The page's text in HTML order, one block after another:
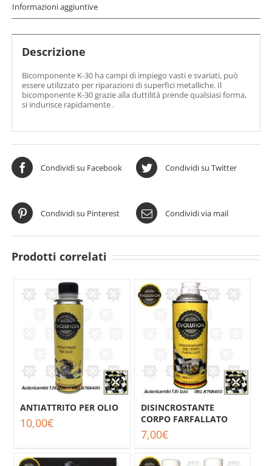
Informazioni aggiuntive
Descrizione
Bicomponente K-30 ha campi di impiego vasti e svariati, può
essere utilizzato per riparazioni di superfici metalliche. Il
bicomponente K-30 grazie alla duttilità prende qualsiasi forma,
si indurisce rapidamente .
Condividi su Facebook Condividi su Twitter
Condividi su Pinterest Condividi via mail
Prodotti correlati
ANTIATTRITO PER OLIO
10,00€
DISINCROSTANTE
CORPO FARFALLATO
7,00€